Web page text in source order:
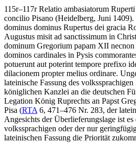
115r–117rRelatio ambasiatorum
concilio Pisano (Heidelberg, Juni 1409).
dominus dominus Rupertus dei gracia
Augustus misit ad sanctissimum in
dominum Gregorium papam XII necnon
dominos cardinales in Pysis
potuerunt aut poterint tempore prefixo
dilacionem propter melius ordinare.
lateinische Fassung des
königlichen Kanzlei an die deutschen
Legation König Ruprechts an Papst
Pisa (RTA 6, 471–476 Nr. 283, der
Angesichts der Überlieferungslage ist
volkssprachigen oder der nur
lateinischen Fassung die Priorität